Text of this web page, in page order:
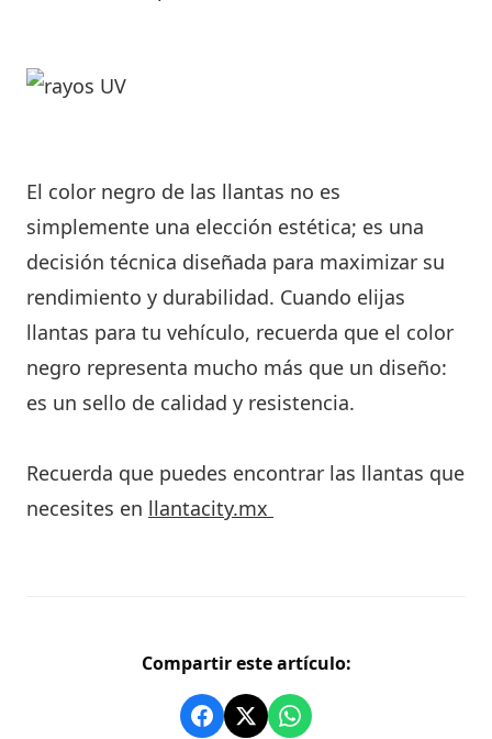
El color negro de las llantas no es
simplemente una elección estética; es una
decisión técnica diseñada para maximizar su
rendimiento y durabilidad. Cuando elijas
llantas para tu vehículo, recuerda que el color
negro representa mucho más que un diseño:
es un sello de calidad y resistencia.
Recuerda que puedes encontrar las llantas que
necesites en llantacity.mx
Compartir este artículo: